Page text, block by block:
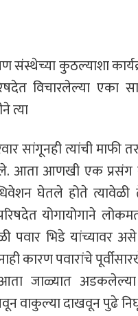
संस्थेच्या कुठल्याशा
विचारलेल्या एका
त्या
सांगूनही त्यांची
आता आणखी एक प्रसंग
घेतलेहोते
योगायोगाने
पवार भिडे
कारण पवारांचे
आताजाळ्यात
वाकुल्या दाखवून पुढे